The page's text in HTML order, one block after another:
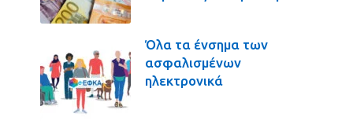
Όλα τα ένσημα των
ασφαλισμένων
ηλεκτρονικά